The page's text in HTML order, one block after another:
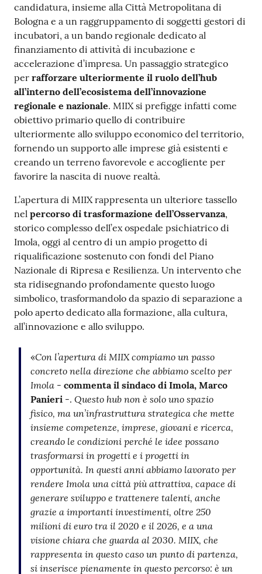
candidatura, insieme alla Città Metropolitana di
Bologna e a un raggruppamento di soggetti gestori di
incubatori, a un bando regionale dedicato al
finanziamento di attività di incubazione e
accelerazione d’impresa. Un passaggio strategico
per rafforzare ulteriormente il ruolo dell’hub
all’interno dell’ecosistema dell’innovazione
regionale e nazionale. MIIX si prefigge infatti come
obiettivo primario quello di contribuire
ulteriormente allo sviluppo economico del territorio,
fornendo un supporto alle imprese già esistenti e
creando un terreno favorevole e accogliente per
favorire la nascita di nuove realtà.
L’apertura di MIIX rappresenta un ulteriore tassello
nel percorso di trasformazione dell’Osservanza,
storico complesso dell’ex ospedale psichiatrico di
Imola, oggi al centro di un ampio progetto di
riqualificazione sostenuto con fondi del Piano
Nazionale di Ripresa e Resilienza. Un intervento che
sta ridisegnando profondamente questo luogo
simbolico, trasformandolo da spazio di separazione a
polo aperto dedicato alla formazione, alla cultura,
all’innovazione e allo sviluppo.
«Con l’apertura di MIIX compiamo un passo
concreto nella direzione che abbiamo scelto per
Imola - commenta il sindaco di Imola, Marco
Panieri -. Questo hub non è solo uno spazio
fisico, ma un’infrastruttura strategica che mette
insieme competenze, imprese, giovani e ricerca,
creando le condizioni perché le idee possano
trasformarsi in progetti e i progetti in
opportunità. In questi anni abbiamo lavorato per
rendere Imola una città più attrattiva, capace di
generare sviluppo e trattenere talenti, anche
grazie a importanti investimenti, oltre 250
milioni di euro tra il 2020 e il 2026, e a una
visione chiara che guarda al 2030. MIIX, che
rappresenta in questo caso un punto di partenza,
si inserisce pienamente in questo percorso: è un